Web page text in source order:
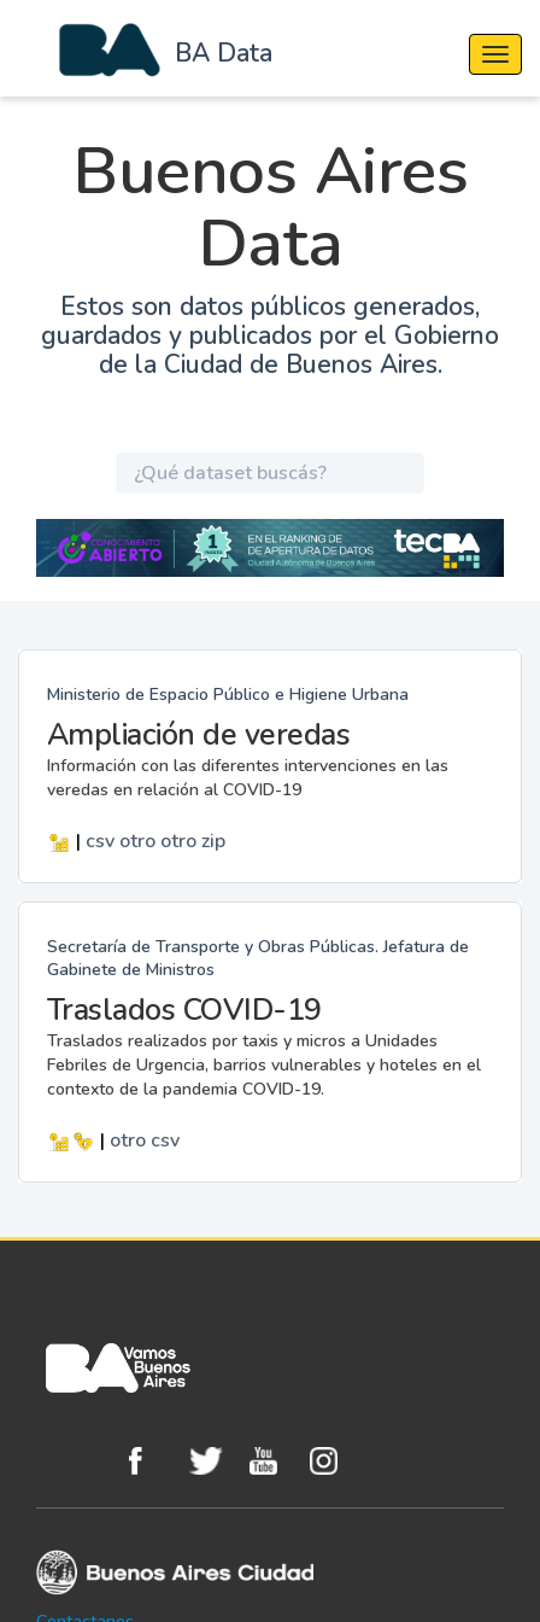
BA Data
Buenos Aires
Data
Estos son datos públicos generados,
guardados y publicados por el Gobierno
de la Ciudad de Buenos Aires.
Ministerio de Espacio Público e Higiene Urbana
Ampliación de veredas
Información con las diferentes intervenciones en las
veredas en relación al COVID-19
| csv otro otro zip
Secretaría de Transporte y Obras Públicas. Jefatura de
Gabinete de Ministros
Traslados COVID-19
Traslados realizados por taxis y micros a Unidades
Febriles de Urgencia, barrios vulnerables y hoteles en el
contexto de la pandemia COVID-19.
| otro csv